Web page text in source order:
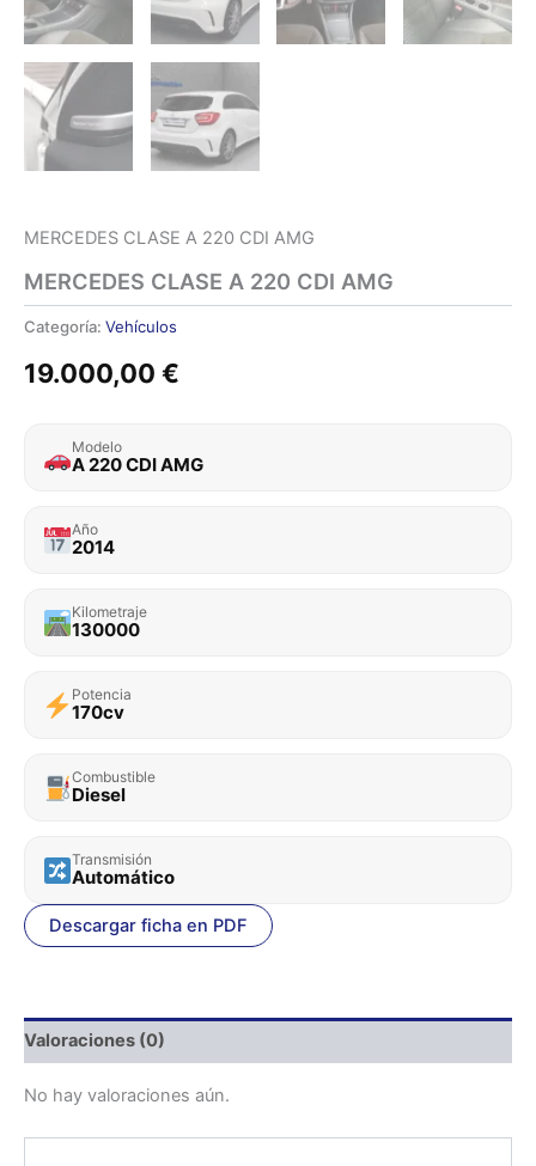
MERCEDES CLASE A 220 CDI AMG
MERCEDES CLASE A 220 CDI AMG
Categoría: Vehículos
19.000,00 €
Modelo
A 220 CDI AMG
Año
2014
Kilometraje
130000
Potencia
170cv
Combustible
Diesel
Transmisión
Automático
Descargar ficha en PDF
Valoraciones (0)
No hay valoraciones aún.